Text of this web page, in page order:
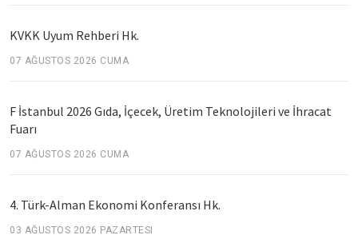
KVKK Uyum Rehberi Hk.
07 AĞUSTOS 2026 CUMA
F İstanbul 2026 Gıda, İçecek, Üretim Teknolojileri ve İhracat
Fuarı
07 AĞUSTOS 2026 CUMA
4. Türk-Alman Ekonomi Konferansı Hk.
03 AĞUSTOS 2026 PAZARTESI